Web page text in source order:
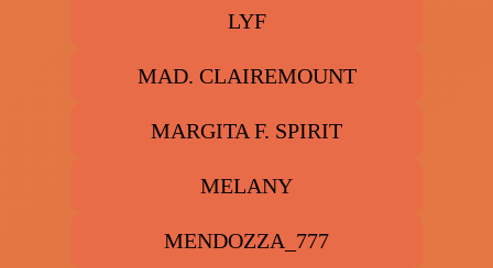
LYF
MAD. CLAIREMOUNT
MARGITA F. SPIRIT
MELANY
MENDOZZA_777